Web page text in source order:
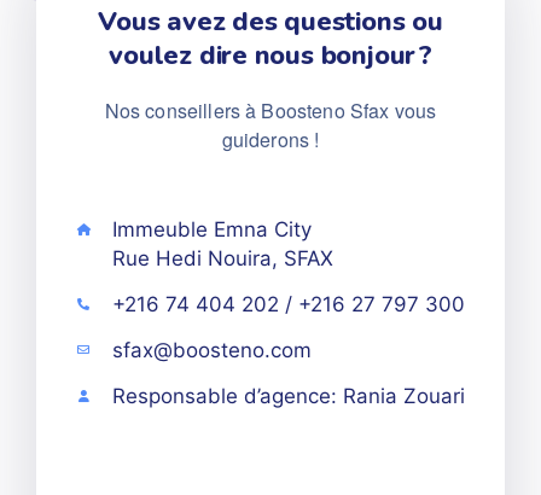
Vous avez des questions ou
voulez dire nous bonjour ?
Nos conseillers à Boosteno Sfax vous
guiderons !
Immeuble Emna City
Rue Hedi Nouira, SFAX
+216 74 404 202 / +216 27 797 300
sfax@boosteno.com
Responsable d’agence: Rania Zouari